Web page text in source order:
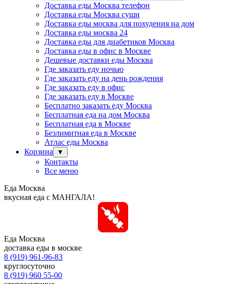
Доставка еды Москва телефон
Доставка еды Москва суши
Доставка еды москва для похудения на дом
Доставка еды москва 24
Доставка еды для диабетиков Москва
Доставка еды в офис в Москве
Дешевые доставки еды Москва
Где заказать еду ночью
Где заказать еду на день рождения
Где заказать еду в офис
Где заказать еду в Москве
Бесплатно заказать еду Москва
Бесплатная еда на дом Москва
Бесплатная еда в Москве
Безлимитная еда в Москве
Атлас еды Москва
Корзина
▼
Контакты
Все меню
Еда Москва
вкусная еда с МАНГАЛА!
Еда Москва
доставка еды в москве
8 (919) 961-96-83
круглосуточно
8 (919) 960 55-00